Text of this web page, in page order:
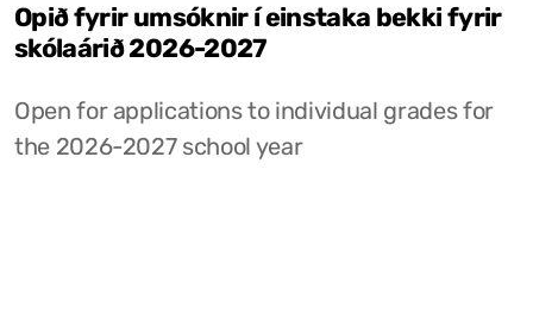
Opið fyrir umsóknir í einstaka bekki fyrir
skólaárið 2026-2027
Open for applications to individual grades for
the 2026-2027 school year